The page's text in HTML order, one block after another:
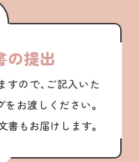
の提出
ので、ご記入いた
お渡しください。
書もお届けします。